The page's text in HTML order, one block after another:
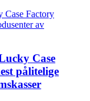
Case
pålitelige